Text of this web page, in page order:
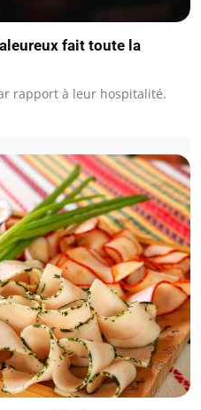
fait toute la
rapport à leur hospitalité.